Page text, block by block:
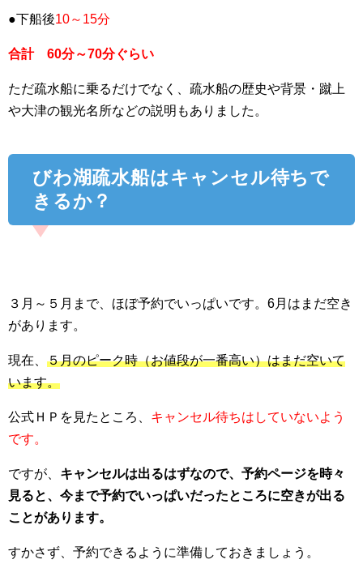
●下船後10～15分
合計 60分～70分ぐらい
ただ疏水船に乗るだけでなく、疏水船の歴史や背景・蹴上
や大津の観光名所などの説明もありました。
びわ湖疏水船はキャンセル待ちで
きるか？
３月～５月まで、ほぼ予約でいっぱいです。6月はまだ空き
があります。
現在、 ５月のピーク時（お値段が一番高い）はまだ空いて
います。
公式ＨＰを見たところ、 キャンセル待ちはしていないよう
です。
ですが、 キャンセルは出るはずなので、予約ページを時々
見ると、今まで予約でいっぱいだったところに空きが出る
ことがあります。
すかさず、予約できるように準備しておきましょう。